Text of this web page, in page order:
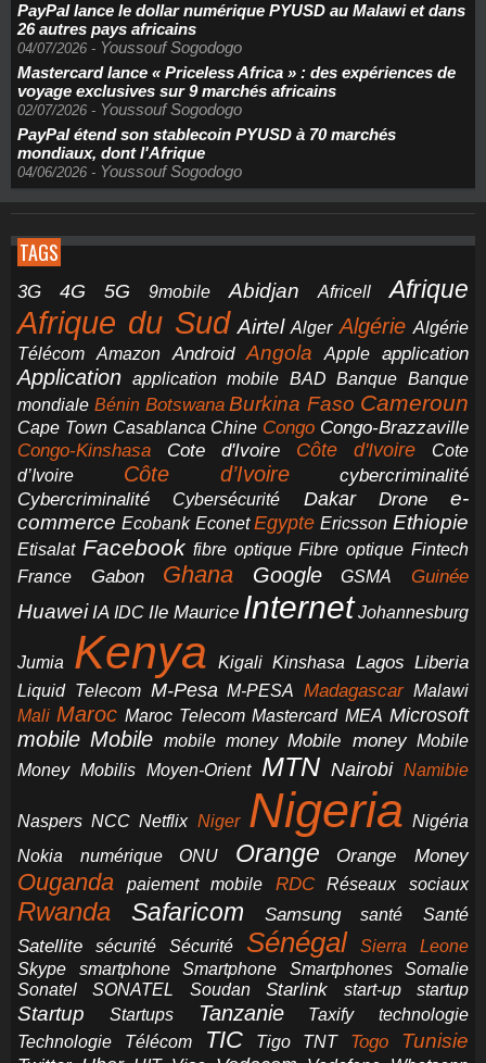
PayPal lance le dollar numérique PYUSD au Malawi et dans
26 autres pays africains
04/07/2026 - Youssouf Sogodogo
Mastercard lance « Priceless Africa » : des expériences de
voyage exclusives sur 9 marchés africains
02/07/2026 - Youssouf Sogodogo
PayPal étend son stablecoin PYUSD à 70 marchés
mondiaux, dont l'Afrique
04/06/2026 - Youssouf Sogodogo
TAGS
3G 4G 5G 9mobile Abidjan Africell Afrique
Afrique du Sud Airtel Alger Algérie Algérie
Télécom
Amazon Android Angola Apple application
Application application mobile BAD Banque Banque
mondiale Bénin Botswana Burkina Faso Cameroun
Cape Town Casablanca Chine Congo Congo-Brazzaville
Congo-Kinshasa Cote d'Ivoire Côte d'Ivoire
Cote
d’Ivoire
Côte d’Ivoire
cybercriminalité
Cybercriminalité
Cybersécurité Dakar Drone
e-
commerce Ecobank Econet Egypte Ericsson Ethiopie
Etisalat Facebook fibre optique Fibre optique Fintech
France
Gabon Ghana Google GSMA Guinée
Huawei IA IDC Ile Maurice Internet Johannesburg
Jumia Kenya Kigali Kinshasa Lagos Liberia
Liquid Telecom M-Pesa M-PESA Madagascar Malawi
Mali Maroc Maroc Telecom Mastercard MEA Microsoft
mobile Mobile mobile money Mobile money Mobile
Money Mobilis Moyen-Orient MTN Nairobi Namibie
Naspers NCC Netflix Niger Nigeria Nigéria
Nokia
numérique ONU Orange Orange Money
Ouganda paiement mobile RDC Réseaux sociaux
Rwanda Safaricom Samsung santé Santé
Satellite sécurité Sécurité Sénégal
Sierra Leone
Skype
smartphone Smartphone Smartphones
Somalie
Sonatel
SONATEL Soudan Starlink start-up startup
Startup Startups Tanzanie Taxify
technologie
Technologie
Télécom TIC Tigo TNT Togo Tunisie